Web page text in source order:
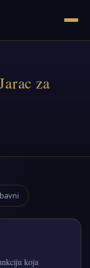
za
koja